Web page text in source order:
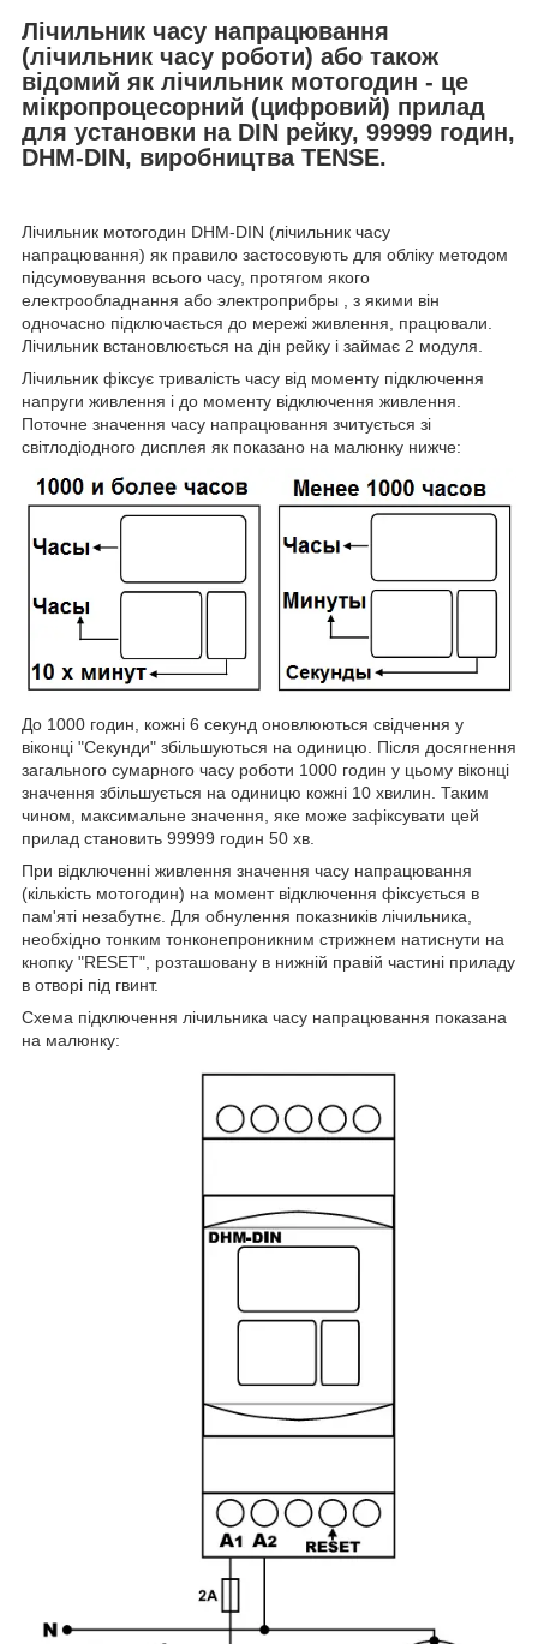
Лічильник часу напрацювання
(лічильник часу роботи) або також
відомий як лічильник мотогодин - це
мікропроцесорний (цифровий) прилад
для установки на DIN рейку, 99999 годин,
DHM-DIN, виробництва TENSE.
Лічильник мотогодин DHM-DIN (лічильник часу
напрацювання) як правило застосовують для обліку методом
підсумовування всього часу, протягом якого
електрообладнання або электроприбры , з якими він
одночасно підключається до мережі живлення, працювали.
Лічильник встановлюється на дін рейку і займає 2 модуля.
Лічильник фіксує тривалість часу від моменту підключення
напруги живлення і до моменту відключення живлення.
Поточне значення часу напрацювання зчитується зі
світлодіодного дисплея як показано на малюнку нижче:
До 1000 годин, кожні 6 секунд оновлюються свідчення у
віконці "Секунди" збільшуються на одиницю. Після досягнення
загального сумарного часу роботи 1000 годин у цьому віконці
значення збільшується на одиницю кожні 10 хвилин. Таким
чином, максимальне значення, яке може зафіксувати цей
прилад становить 99999 годин 50 хв.
При відключенні живлення значення часу напрацювання
(кількість мотогодин) на момент відключення фіксується в
пам'яті незабутнє. Для обнулення показників лічильника,
необхідно тонким тонконепроникним стрижнем натиснути на
кнопку "RESET", розташовану в нижній правій частині приладу
в отворі під гвинт.
Схема підключення лічильника часу напрацювання показана
на малюнку: